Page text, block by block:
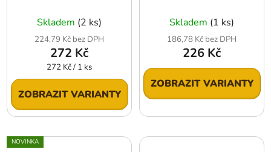
Skladem (2 ks)
224,79 Kč bez DPH
272 Kč
Měrná
cena:
272 Kč / 1 ks
ZOBRAZIT VARIANTY
Skladem (1 ks)
186,78 Kč bez DPH
226 Kč
ZOBRAZIT VARIANTY
NOVINKA